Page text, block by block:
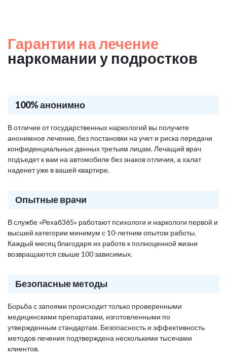
Гарантии на лечение
наркомании у подростков
100% анонимно
В отличие от государственных наркологий вы получите
анонимное лечение, без постановки на учет и риска передачи
конфиденциальных данных третьим лицам. Лечащий врач
подъедет к вам на автомобиле без знаков отличия, а халат
наденет уже в вашей квартире.
Опытные врачи
В службе «Рехаб365» работают психологи и наркологи первой и
высшей категории минимум с 10-летним опытом работы.
Каждый месяц благодаря их работе к полноценной жизни
возвращаются свыше 100 зависимых.
Безопасные методы
Борьба с запоями происходит только проверенными
медицинскими препаратами, изготовленными по
утвержденным стандартам. Безопасность и эффективность
методов лечения подтверждена несколькими тысячами
клиентов.